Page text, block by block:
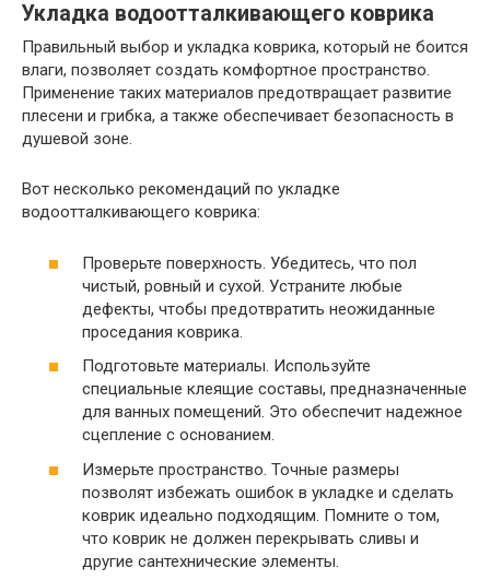
Укладка водоотталкивающего коврика
Правильный выбор и укладка коврика, который не боится
влаги, позволяет создать комфортное пространство.
Применение таких материалов предотвращает развитие
плесени и грибка, а также обеспечивает безопасность в
душевой зоне.
Вот несколько рекомендаций по укладке
водоотталкивающего коврика:
Проверьте поверхность. Убедитесь, что пол
чистый, ровный и сухой. Устраните любые
дефекты, чтобы предотвратить неожиданные
проседания коврика.
Подготовьте материалы. Используйте
специальные клеящие составы, предназначенные
для ванных помещений. Это обеспечит надежное
сцепление с основанием.
Измерьте пространство. Точные размеры
позволят избежать ошибок в укладке и сделать
коврик идеально подходящим. Помните о том,
что коврик не должен перекрывать сливы и
другие сантехнические элементы.